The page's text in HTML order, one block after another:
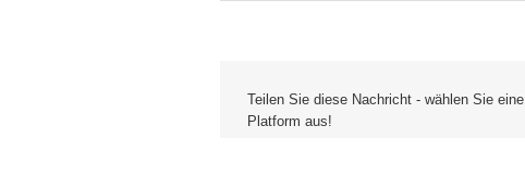
Teilen Sie diese Nachricht - wählen Sie eine
Platform aus!